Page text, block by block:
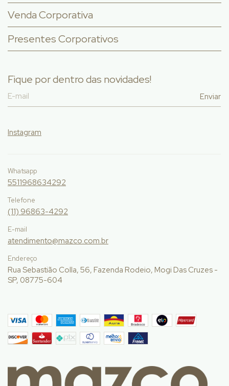
Venda Corporativa
Presentes Corporativos
Fique por dentro das novidades!
Instagram
Whatsapp
5511968634292
Telefone
(11) 96863-4292
E-mail
atendimento@mazco.com.br
Endereço
Rua Sebastião Colla, 56, Fazenda Rodeio, Mogi Das Cruzes -
SP, 08775-604